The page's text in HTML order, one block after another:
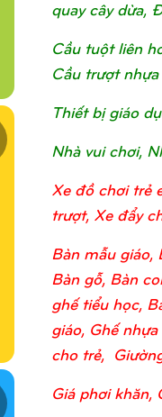
quay cây dừa,
Cầu tuột liên
Cầu trượt
Thiết bị giáo
Nhà vui chơi,
Xe đồ chơi trẻ
trượt, Xe đẩy
Bàn mẫu giáo,
Bàn gỗ, Bàn
ghế tiểu học,
giáo, Ghế
cho trẻ,
Giá phơi khăn,